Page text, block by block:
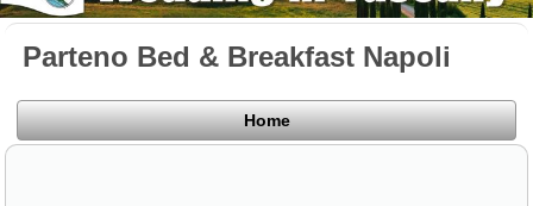
Parteno Bed & Breakfast Napoli
Home